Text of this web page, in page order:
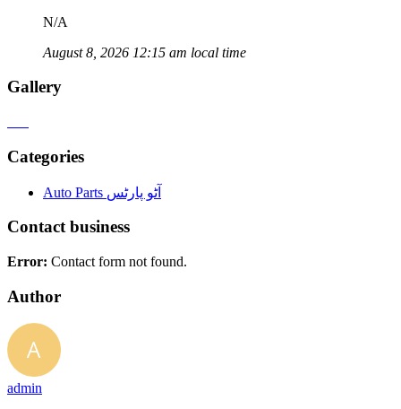
N/A
August 8, 2026 12:15 am local time
Gallery
Categories
Auto Parts آٹو پارٹس
Contact business
Error: Contact form not found.
Author
admin